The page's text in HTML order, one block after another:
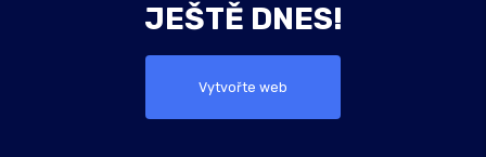
JEŠTĚ DNES!
Vytvořte web